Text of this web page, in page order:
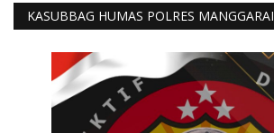
KASUBBAG HUMAS POLRES MANGGARAI